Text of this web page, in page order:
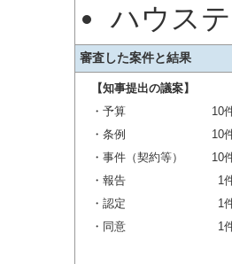
ハウス
審査した案件と結果
【知事提出の議案】
・予算
10
・条例
10
・事件（契約等）
10
・報告
1
・認定
1
・同意
1